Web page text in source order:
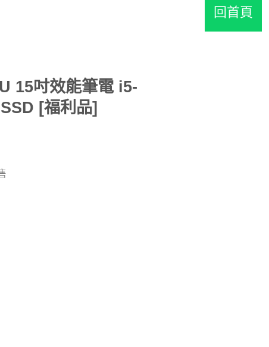
回首頁
15吋效能筆電 i5-
[福利品]